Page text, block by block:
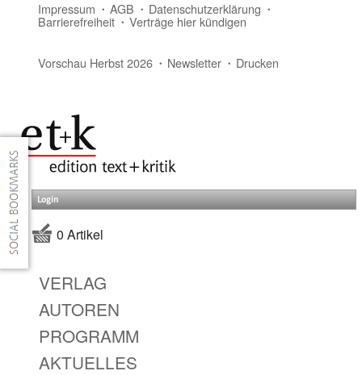
Impressum AGB Datenschutzerklärung
Barrierefreiheit Verträge hier kündigen
Vorschau Herbst 2026 Newsletter Drucken
Login
0 Artikel
VERLAG
AUTOREN
PROGRAMM
AKTUELLES